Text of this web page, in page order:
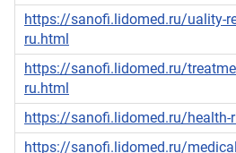
https://sanofi.lidomed.ru/uality-
ru.html
https://sanofi.lidomed.ru/
ru.html
https://sanofi.lidomed.ru/health-
https://sanofi.lidomed.ru/